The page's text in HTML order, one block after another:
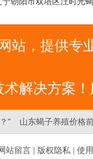
站，提供
解决方案
" 山东蝎子养殖价格
网站留言 | 版权隐私 | 使